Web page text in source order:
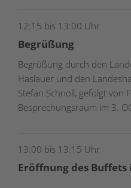
12:15 bis 13:00 Uhr
Begrüßung
Begrüßung durch den
Haslauer und den
Stefan Schnöll, gefolgt von
Besprechungsraum im 3.
13:00 bis 13:15 Uhr
Eröffnung des Buffets